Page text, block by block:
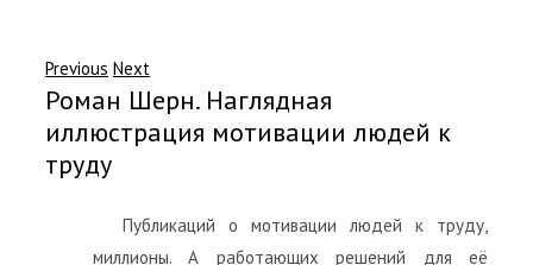
Previous Next
Роман Шерн. Наглядная
иллюстрация мотивации людей к
труду
Публикаций о мотивации людей к труду,
миллионы. А работающих решений для её